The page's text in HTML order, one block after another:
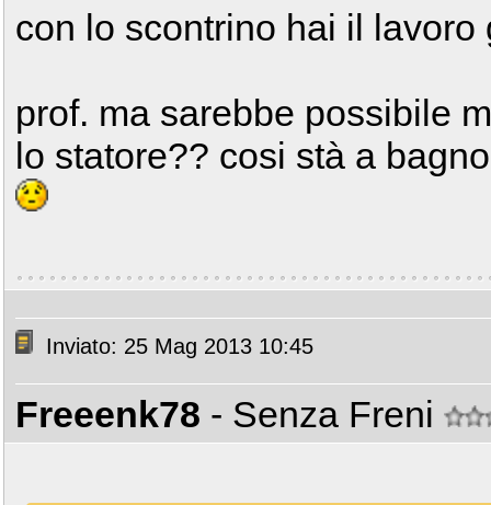
con lo scontrino hai il lavoro
prof. ma sarebbe possibile
lo statore?? cosi stà a
Inviato: 25 Mag 2013 10:45
Freeenk78 - Senza Freni